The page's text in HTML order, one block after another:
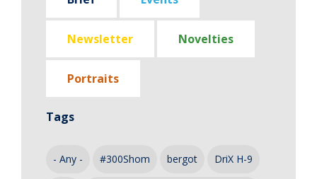
Newsletter Novelties
Portraits
Tags
- Any - #300Shom bergot DriX H-9